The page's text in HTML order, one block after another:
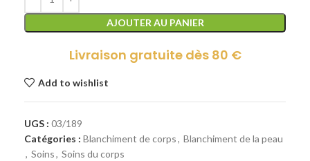
AJOUTER AU PANIER
Livraison gratuite dès 80 €
Add to wishlist
UGS : 03/189
Catégories : Blanchiment de corps, Blanchiment de la peau
, Soins, Soins du corps